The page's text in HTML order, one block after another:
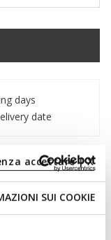
SUI COOKIE
accettare | X
days
date
that will
outfits. This
leather upper
ensuring